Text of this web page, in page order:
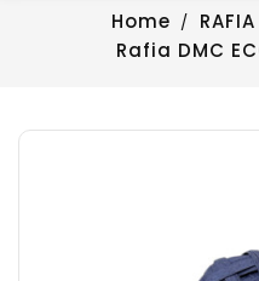
Home
Rafia DMC